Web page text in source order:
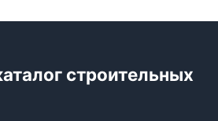
строительных